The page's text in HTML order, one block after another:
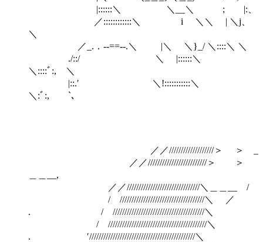
|::::::＼ ＼__＼ ; |:、
／::::::::::::＼ i ＼＼ | ＼j、
＼
／_.．-‐==‐-.＼ |＼ ＼}_/ ＼::::＼ ＼
./::/ ＼ |::::::＼
＼::::ﾞ:, ＼
|::.′ ＼!:::::::::::＼
＼:ﾞ:, `､
／／///////////////////＞ ＞ _
／／/////////////////////////＞ ＞
＿＿__,
／／///////////////////////////////＼＿＿__ /
/ ////////////////////////////////////＼ ／
. / ///////////////////////////////////////＼
/ //////////////////////////////////////////＼
. ′/////////////////////////////////////////////＼